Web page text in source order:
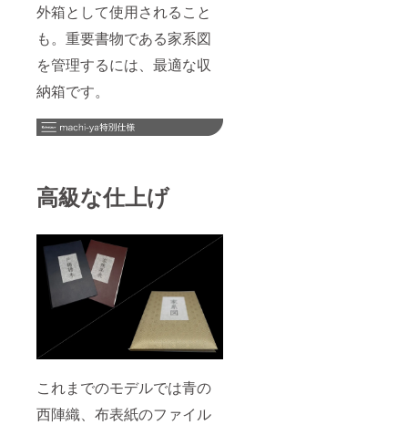
外箱として使用されること
も。重要書物である家系図
を管理するには、最適な収
納箱です。
高級な仕上げ
これまでのモデルでは青の
西陣織、布表紙のファイル